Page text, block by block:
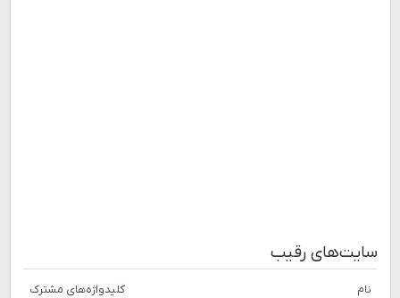
سایت‌های رقیب
نام کلیدواژه‌های مشترک